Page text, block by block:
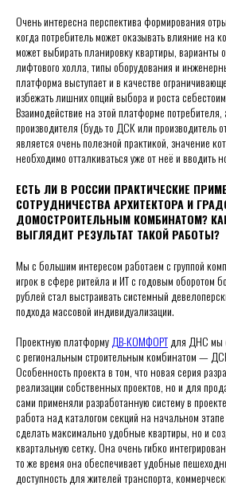
Очень интересна перспектива формирования
когда потребитель может оказывать влияние на
может выбирать планировку квартиры, варианты
лифтового холла, типы оборудования и
платформа выступает и в качестве
избежать лишних опций выбора и роста
Взаимодействие на этой платформе потребителя,
производителя (будь то ДСК или производитель
является очень полезной практикой, значение
необходимо отталкиваться уже от неё и вводить
ЕСТЬ ЛИ В РОССИИ ПРАКТИЧЕСКИЕ
СОТРУДНИЧЕСТВА АРХИТЕКТОРА И
ДОМОСТРОИТЕЛЬНЫМ КОМБИНАТОМ?
ВЫГЛЯДИТ РЕЗУЛЬТАТ ТАКОЙ РАБОТЫ?
Мы с большим интересом работаем с группой
игрок в сфере ритейла и ИТ с годовым оборотом
рублей стал выстраивать системный
подхода массовой индивидуализации.
Проектную платформу ДВ-КОМФОРТдля ДНС мы
с региональным строительным комбинатом —
Особенность проекта в том, что новая серия
реализации собственных проектов, но и для
сами применяли разработанную систему в проекте
работа над каталогом секций на начальном
сделать максимально удобные квартиры, но и
квартальную сетку. Она очень гибко
то же время она обеспечивает удобные
доступность для жителей транспорта,